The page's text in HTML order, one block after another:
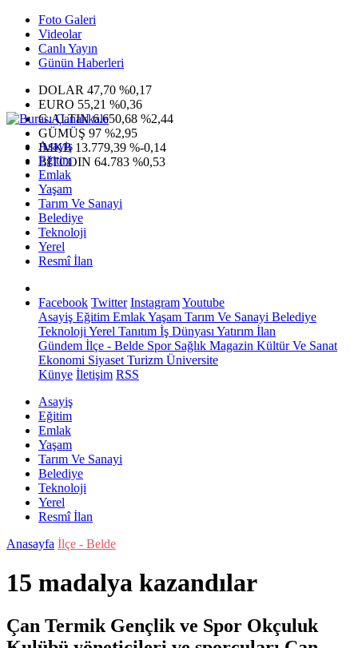
Foto Galeri
Videolar
Canlı Yayın
Günün Haberleri
DOLAR 47,70 %0,17
EURO 55,21 %0,36
G.ALTIN6.650,68 %2,44
GÜMÜŞ 97 %2,95
IMKB 13.779,39 %-0,14
BITCOIN 64.783 %0,53
Asayiş
Eğitim
Emlak
Yaşam
Tarım Ve Sanayi
Belediye
Teknoloji
Yerel
Resmî İlan
Facebook Twitter InstagramYoutube
Asayiş Eğitim EmlakYaşam Tarım Ve Sanayi Belediye
Teknoloji Yerel Tanıtım İş Dünyası Yatırım İlan
Gündem İlçe - Belde SporSağlık Magazin Kültür Ve Sanat
Ekonomi Siyaset Turizm Üniversite
Künye İletişim RSS
Asayiş
Eğitim
Emlak
Yaşam
Tarım Ve Sanayi
Belediye
Teknoloji
Yerel
Resmî İlan
Anasayfa İlçe - Belde
15 madalya kazandılar
Çan Termik Gençlik ve Spor Okçuluk